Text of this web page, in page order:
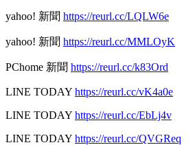
yahoo! 新聞 https://reurl.cc/LQLW6e
yahoo! 新聞 https://reurl.cc/MMLOyK
PChome 新聞 https://reurl.cc/k83Ord
LINE TODAY https://reurl.cc/vK4a0e
LINE TODAY https://reurl.cc/EbLj4v
LINE TODAY https://reurl.cc/QVGReq